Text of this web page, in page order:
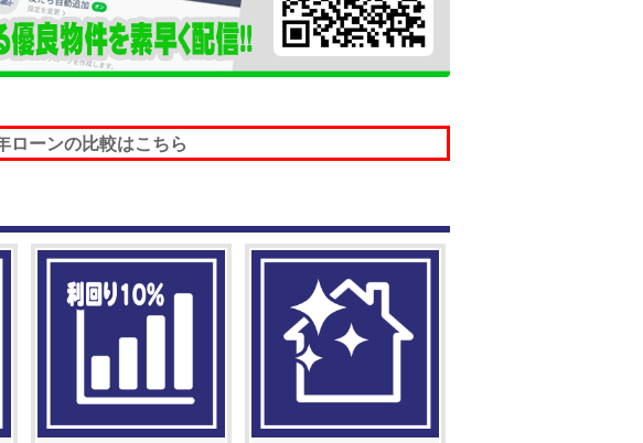
ローンの比較はこちら